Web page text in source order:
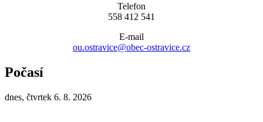
Telefon
558 412 541
E-mail
ou.ostravice@obec-ostravice.cz
Počasí
dnes, čtvrtek 6. 8. 2026